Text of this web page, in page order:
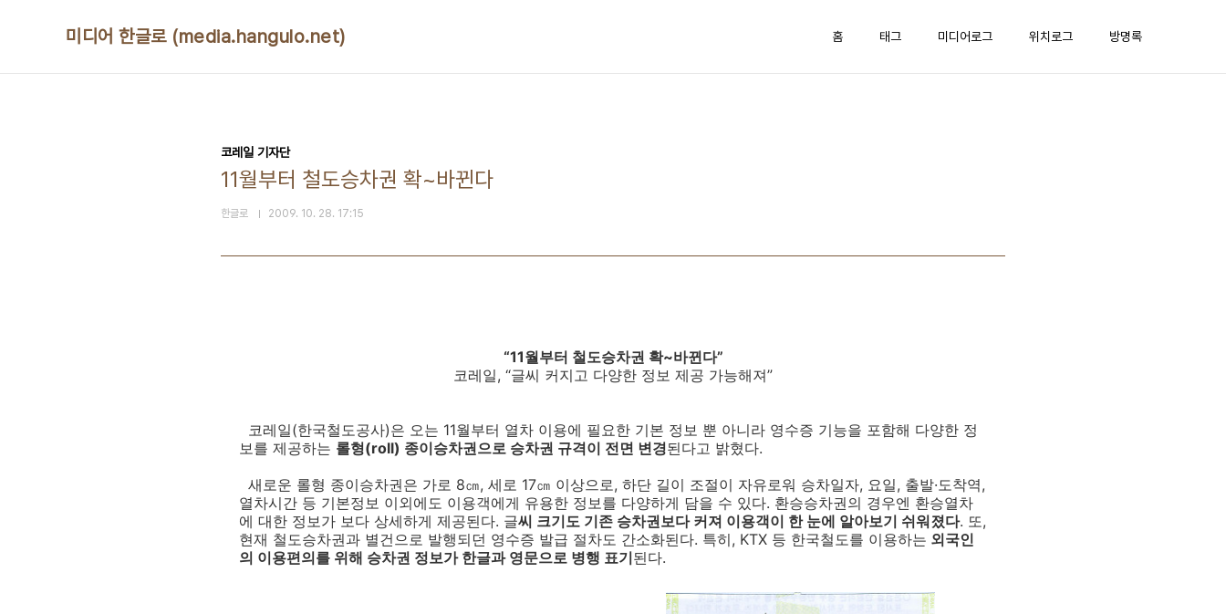
미디어 한글로 (media.hangulo.net) 홈 태그 미디어로그 위치로그 방명록
코레일 기자단
11월부터 철도승차권 확~바뀐다
한글로 2009. 10. 28. 17:15
“11월부터 철도승차권 확~바뀐다”
코레일, “글씨 커지고 다양한 정보 제공 가능해져”
코레일(한국철도공사)은 오는 11월부터 열차 이용에 필요한 기본 정보 뿐 아니라 영수증 기능을 포함해 다양한 정
보를 제공하는 롤형(roll) 종이승차권으로 승차권 규격이 전면 변경된다고 밝혔다.
새로운 롤형 종이승차권은 가로 8㎝, 세로 17㎝ 이상으로, 하단 길이 조절이 자유로워 승차일자, 요일, 출발·도착역,
열차시간 등 기본정보 이외에도 이용객에게 유용한 정보를 다양하게 담을 수 있다. 환승승차권의 경우엔 환승열차
에 대한 정보가 보다 상세하게 제공된다. 글씨 크기도 기존 승차권보다 커져 이용객이 한 눈에 알아보기 쉬워졌다. 또,
현재 철도승차권과 별건으로 발행되던 영수증 발급 절차도 간소화된다. 특히, KTX 등 한국철도를 이용하는 외국인
의 이용편의를 위해 승차권 정보가 한글과 영문으로 병행 표기된다.